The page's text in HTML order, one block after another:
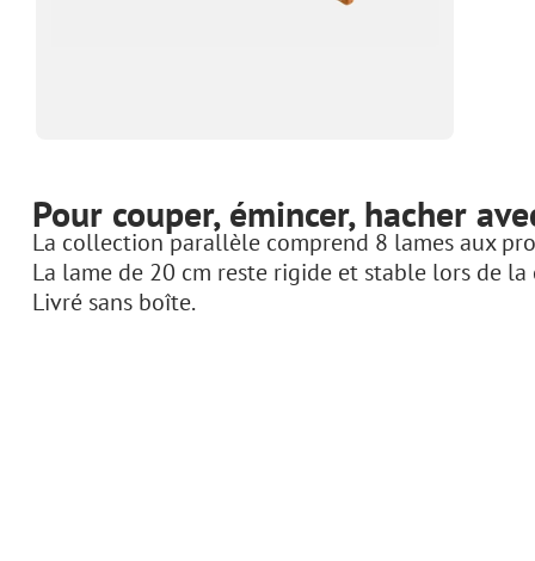
Pour couper, émincer, hacher
La collection parallèle comprend 8 lames aux
La lame de 20 cm reste rigide et stable lors de la
Livré sans boîte.